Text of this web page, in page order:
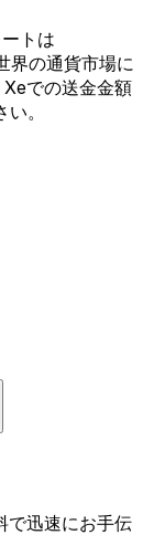
トは
界の通貨市場に
での送金金額
。
で迅速にお手伝